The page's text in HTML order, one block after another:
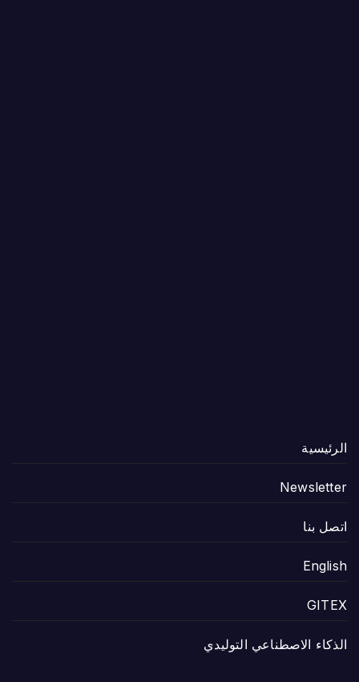
الرئيسية
Newsletter
اتصل بنا
English
GITEX
الذكاء الاصطناعي التوليدي